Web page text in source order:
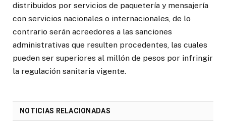
distribuidos por servicios de paquetería y mensajería
con servicios nacionales o internacionales, de lo
contrario serán acreedores a las sanciones
administrativas que resulten procedentes, las cuales
pueden ser superiores al millón de pesos por infringir
la regulación sanitaria vigente.
NOTICIAS RELACIONADAS